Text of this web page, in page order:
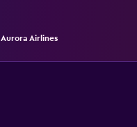
Aurora Airlines